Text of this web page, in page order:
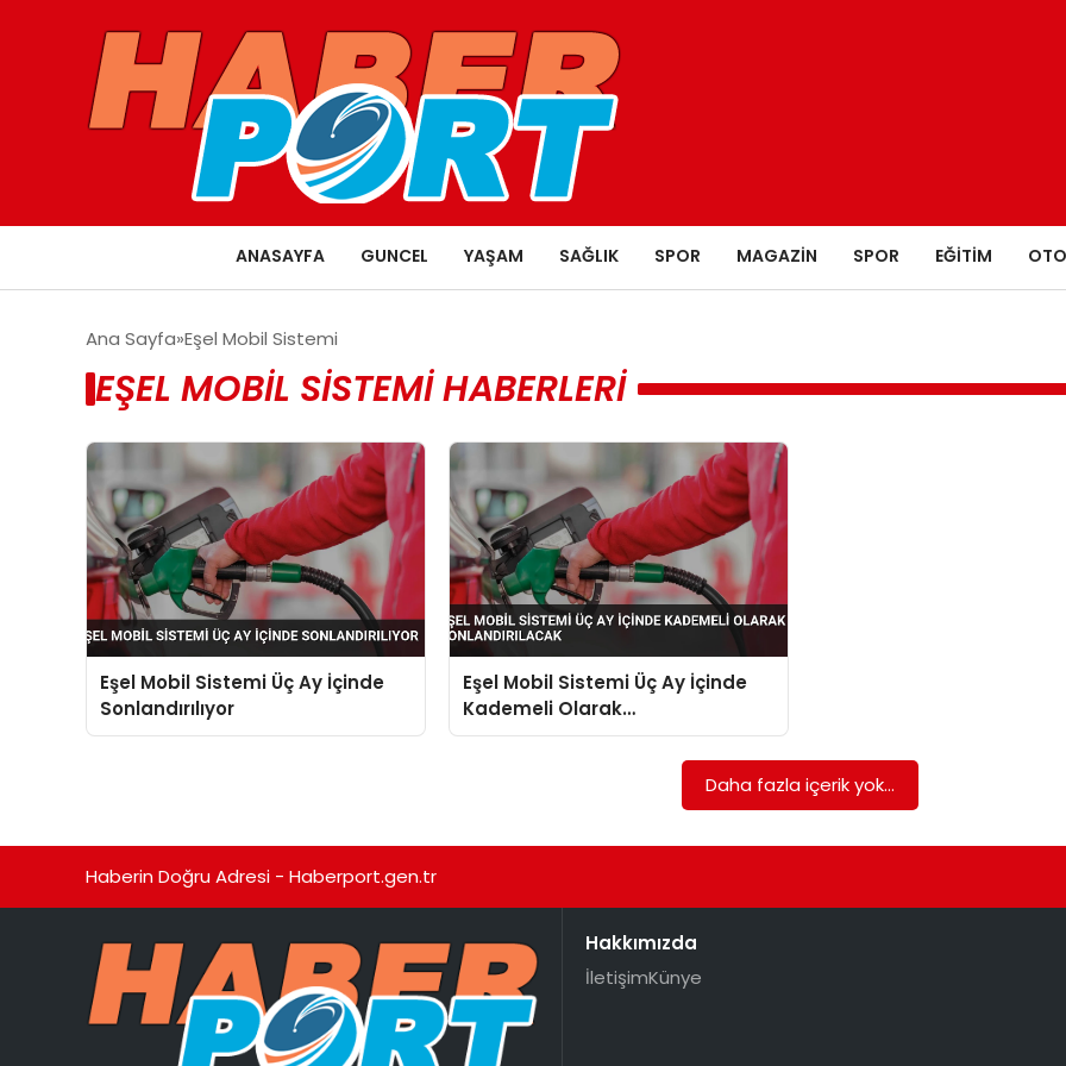
ANASAYFA GUNCEL YAŞAM SAĞLIK SPOR MAGAZIN SPOR EĞITIM
Ana Sayfa Eşel Mobil Sistemi
EŞEL MOBIL SISTEMI HABERLERI
Eşel Mobil Sistemi Üç Ay İçinde
Sonlandırılıyor
Eşel Mobil Sistemi Üç Ay İçinde
Kademeli Olarak
Sonlandırılacak
Daha fazla içerik yok...
Haberin Doğru Adresi - Haberport.gen.tr
Hakkımızda
İletişimKünye